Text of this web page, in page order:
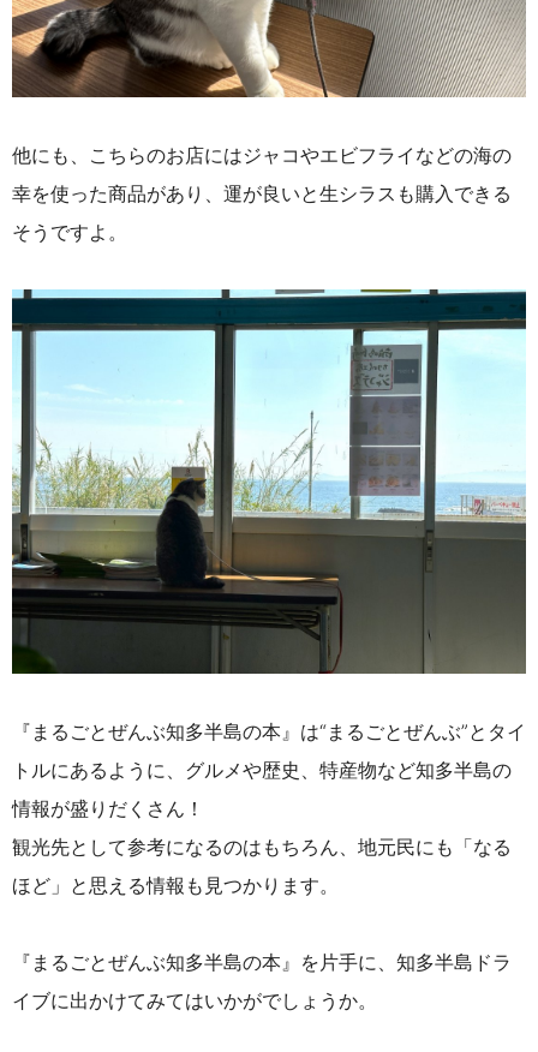
他にも、こちらのお店にはジャコやエビフライなどの海の
幸を使った商品があり、運が良いと生シラスも購入できる
そうですよ。
『まるごとぜんぶ知多半島の本』は“まるごとぜんぶ”とタイ
トルにあるように、グルメや歴史、特産物など知多半島の
情報が盛りだくさん！
観光先として参考になるのはもちろん、地元民にも「なる
ほど」と思える情報も見つかります。
『まるごとぜんぶ知多半島の本』を片手に、知多半島ドラ
イブに出かけてみてはいかがでしょうか。